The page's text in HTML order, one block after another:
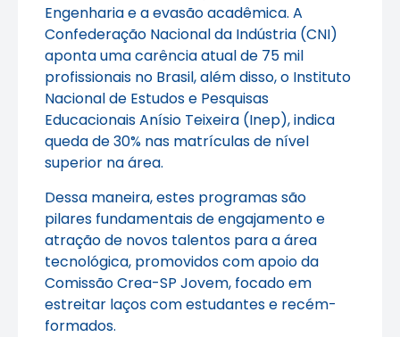
Engenharia e a evasão acadêmica. A
Confederação Nacional da Indústria (CNI)
aponta uma carência atual de 75 mil
profissionais no Brasil, além disso, o Instituto
Nacional de Estudos e Pesquisas
Educacionais Anísio Teixeira (Inep), indica
queda de 30% nas matrículas de nível
superior na área.
Dessa maneira, estes programas são
pilares fundamentais de engajamento e
atração de novos talentos para a área
tecnológica, promovidos com apoio da
Comissão Crea-SP Jovem, focado em
estreitar laços com estudantes e recém-
formados.